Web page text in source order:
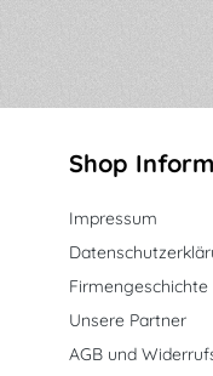
Shop
Impressum
Firmengeschichte
Unsere Partner
AGB und